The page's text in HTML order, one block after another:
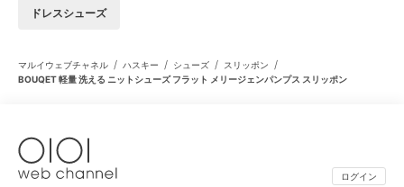
ドレスシューズ
マルイウェブチャネル / ハスキー / シューズ / スリッポン /
BOUQET 軽量 洗える ニットシューズ フラット メリージェンパンプス スリッポン
ログイン